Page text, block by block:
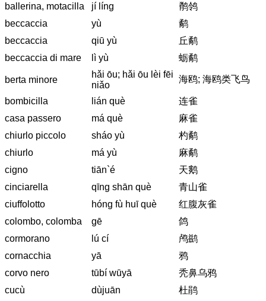
ballerina, motacilla
jí líng
鹡鸰
beccaccia
yù
鹬
beccaccia
qiū yù
丘鹬
beccaccia di mare
lì yù 蛎鹬
berta minore
hǎi ōu; hǎi ōu lèi fēi
niǎo
海鸥; 海鸥类飞鸟
bombicilla lián què
连雀
casa passero
má què
麻雀
chiurlo piccolo
sháo yù
杓鹬
chiurlo
má yù
麻鹬
cigno
tiān`é
天鹅
cinciarella
qīng shān què
青山雀
ciuffolotto
hóng fù huī què
红腹灰雀
colombo, colomba
gē
鸽
cormorano
lú cí
鸬鹚
cornacchia
yā
鸦
corvo nero
tūbí wūyā
秃鼻乌鸦
cucù
dùjuān
杜鹃